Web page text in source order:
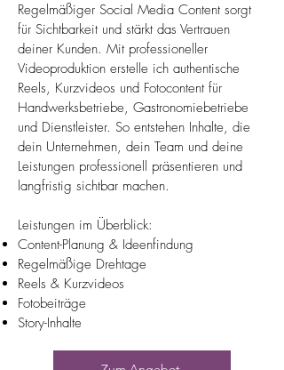
Regelmäßiger Social Media Content sorgt
für Sichtbarkeit und stärkt das Vertrauen
deiner Kunden. Mit professioneller
Videoproduktion erstelle ich authentische
Reels, Kurzvideos und Fotocontent für
Handwerksbetriebe, Gastronomiebetriebe
und Dienstleister. So entstehen Inhalte, die
dein Unternehmen, dein Team und deine
Leistungen professionell präsentieren und
langfristig sichtbar machen.
Leistungen im Überblick:
Content-Planung & Ideenfindung
Regelmäßige Drehtage
Reels & Kurzvideos
Fotobeiträge
Story-Inhalte